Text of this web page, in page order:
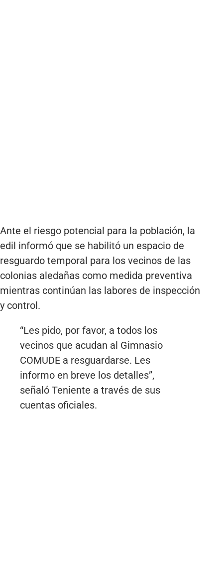
Ante el riesgo potencial para la población, la
edil informó que se habilitó un espacio de
resguardo temporal para los vecinos de las
colonias aledañas como medida preventiva
mientras continúan las labores de inspección
y control.
“Les pido, por favor, a todos los
vecinos que acudan al Gimnasio
COMUDE a resguardarse. Les
informo en breve los detalles”,
señaló Teniente a través de sus
cuentas oficiales.